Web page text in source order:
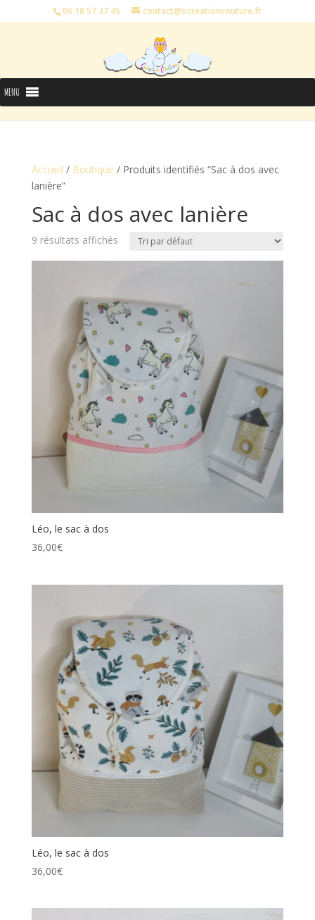
06 18 57 47 45 contact@ocreationcouture.fr
MENU
Accueil / Boutique / Produits identifiés “Sac à dos avec
lanière”
Sac à dos avec lanière
9 résultats affichés
Léo, le sac à dos
36,00€
Léo, le sac à dos
36,00€